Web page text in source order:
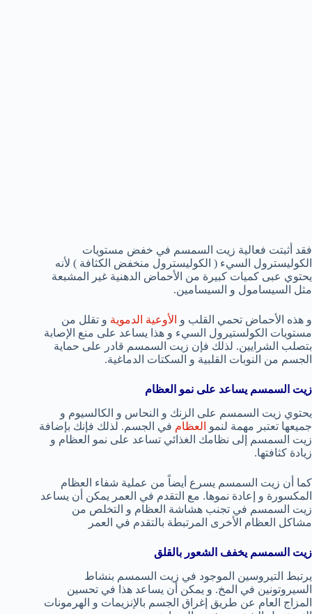
فقد أثبتت فعالية زيت السمسم في خفض مستويات
الكوليسترول السيء ( الكوليسترول منخفض الكثافة ) لأنه
يحتوي عبى كميات كبيرة من الأحماض الدهنية غير المشبعة
مثل السيسامول و السيسامين.
و هذه الأحماض تحمي القلب و الأوعية الدموية و تقلل من
مستويات الكولستيرول السيء و هذا يساعد على منع الإصابة
بتصلب الشرايين. لذلك فإن زيت السمسم قادر على حماية
الجسم من النوبات القلبية و السكتات الدماغية.
زيت السمسم يساعد على نمو العظام
يحتوي زيت السمسم على الزنك و النحاس و الكالسيوم و
جميعها تعتبر مهمة لنمو العظام في الجسم. لذلك فإنك بإضافة
زيت السمسم إلى نظامك الغذائي تساعد على نمو العظام و
زيادة كثافتها.
كما أن زيت السمسم يسرع أيضاً من عملية شفاء العظام
المكسورة و إعادة نموها. مع التقدم في العمر يمكن أن يساعد
زيت السمسم في تجنب هشاشة العظام و التخلص من
مشاكل العظام الأخرى المرتبطة بالتقدم في العمر
زيت السمسم يخفف الشعور بالقلق
يرتبط التيروسين الموجود في زيت السمسم بنشاط
السيروتونين في المخ. و يمكن أن يساعد هذا في تحسين
المزاج العام عن طريق إغراق الجسم بالإنزيمات و الهرمونات